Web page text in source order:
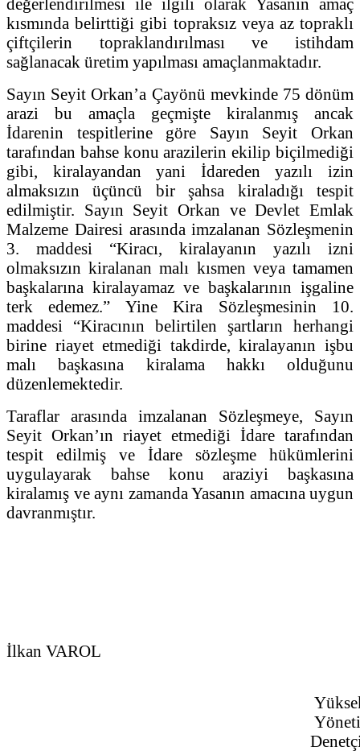
kısmında belirttiği gibi topraksız veya az topraklı
çiftçilerin topraklandırılması ve istihdam
sağlanacak üretim yapılması amaçlanmaktadır.
Sayın Seyit Orkan’a Çayönü mevkinde 75 dönüm
arazi bu amaçla geçmişte kiralanmış ancak
İdarenin tespitlerine göre Sayın Seyit Orkan
tarafından bahse konu arazilerin ekilip biçilmediği
gibi, kiralayandan yani İdareden yazılı izin
almaksızın üçüncü bir şahsa kiraladığı tespit
edilmiştir. Sayın Seyit Orkan ve Devlet Emlak
Malzeme Dairesi arasında imzalanan Sözleşmenin
3. maddesi “Kiracı, kiralayanın yazılı izni
olmaksızın kiralanan malı kısmen veya tamamen
başkalarına kiralayamaz ve başkalarının işgaline
terk edemez.” Yine Kira Sözleşmesinin 10.
maddesi “Kiracının belirtilen şartların herhangi
birine riayet etmediği takdirde, kiralayanın işbu
malı başkasına kiralama hakkı olduğunu
düzenlemektedir.
Taraflar arasında imzalanan Sözleşmeye, Sayın
Seyit Orkan’ın riayet etmediği İdare tarafından
tespit edilmiş ve İdare sözleşme hükümlerini
uygulayarak bahse konu araziyi başkasına
kiralamış ve aynı zamanda Yasanın amacına uygun
davranmıştır.
İlkan VAROL